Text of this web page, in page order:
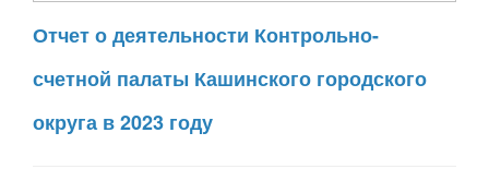
Отчет о деятельности Контрольно-
счетной палаты Кашинского городского
округа в 2023 году